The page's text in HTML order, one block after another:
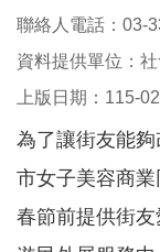
訊
息
告
認
識
我
聯絡人電話：03-
資料提供單位：
上版日期：115-
為了讓街友能
市女子美容商
春節前提供街